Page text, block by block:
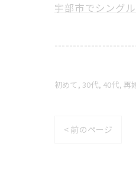
宇部市でシング
初めて 30代 40代 再
< 前のページ